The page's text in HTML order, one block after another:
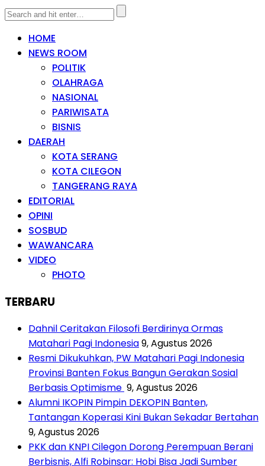
HOME
NEWS ROOM
POLITIK
OLAHRAGA
NASIONAL
PARIWISATA
BISNIS
DAERAH
KOTA SERANG
KOTA CILEGON
TANGERANG RAYA
EDITORIAL
OPINI
SOSBUD
WAWANCARA
VIDEO
PHOTO
TERBARU
Dahnil Ceritakan Filosofi Berdirinya Ormas
Matahari Pagi Indonesia9, Agustus 2026
Resmi Dikukuhkan, PW Matahari Pagi Indonesia
Provinsi Banten Fokus Bangun Gerakan Sosial
Berbasis Optimisme 9, Agustus 2026
Alumni IKOPIN Pimpin DEKOPIN Banten,
Tantangan Koperasi Kini Bukan Sekadar Bertahan
9, Agustus 2026
PKK dan KNPI Cilegon Dorong Perempuan Berani
Berbisnis, Alfi Robinsar: Hobi Bisa Jadi Sumber